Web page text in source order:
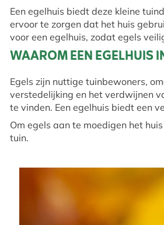
Een egelhuis biedt deze kleine
ervoor te zorgen dat het huis
voor een egelhuis, zodat egels
WAAROM EEN EGELHUIS
Egels zijn nuttige tuinbewoners,
verstedelijking en het verdwijnen
te vinden. Een egelhuis biedt een
Om egels aan te moedigen het
tuin.